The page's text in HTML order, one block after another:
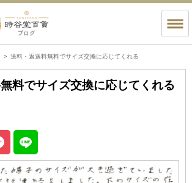
送料・返送料無料でサイズ交換に応じてくれる
料でサイズ交換に応じてくれる